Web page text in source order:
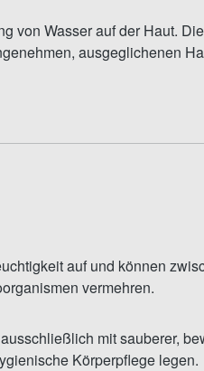
Wasser auf der Haut.
ausgeglichenen
auf und können
vermehren.
mit sauberer,
Körperpflege legen.